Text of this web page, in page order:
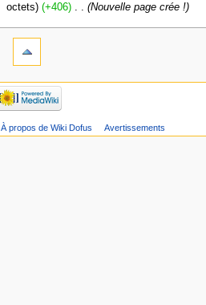
octets
+406 Nouvelle page crée !
À propos de Wiki Dofus Avertissements